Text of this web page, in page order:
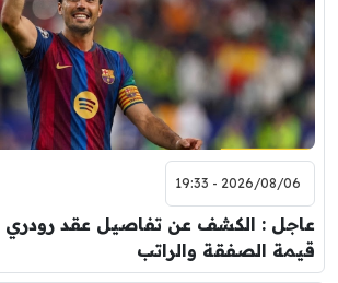
2026/08/06 - 19:33
عاجل : الكشف عن تفاصيل عقد رودري
قيمة الصفقة والراتب